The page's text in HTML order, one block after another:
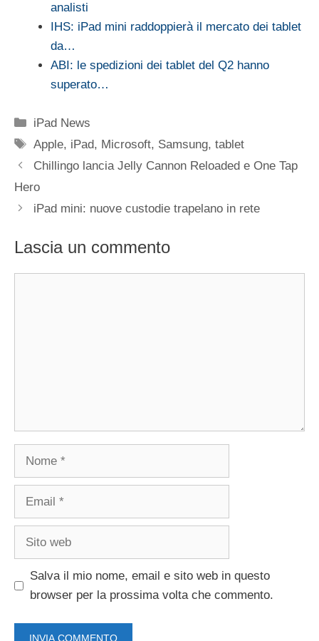
analisti
IHS: iPad mini raddoppierà il mercato dei tablet
da…
ABI: le spedizioni dei tablet del Q2 hanno
superato…
Categorie
iPad News
Tag
Apple, iPad, Microsoft, Samsung,tablet
Chillingo lancia Jelly Cannon Reloaded e One Tap
Hero
iPad mini: nuove custodie trapelano in rete
Lascia un commento
Nome
Email
Sito
Salva il mio nome, email e sito web in questo
browser per la prossima volta che commento.